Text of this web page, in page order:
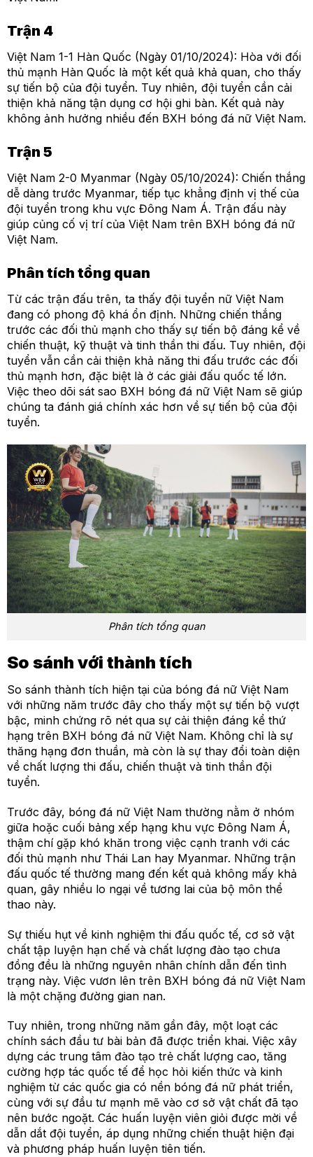
Trận 4
Việt Nam 1-1 Hàn Quốc (Ngày 01/10/2024): Hòa với đối
thủ mạnh Hàn Quốc là một kết quả khả quan, cho thấy
sự tiến bộ của đội tuyển. Tuy nhiên, đội tuyển cần cải
thiện khả năng tận dụng cơ hội ghi bàn. Kết quả này
không ảnh hưởng nhiều đến BXH bóng đá nữ Việt Nam.
Trận 5
Việt Nam 2-0 Myanmar (Ngày 05/10/2024): Chiến thắng
dễ dàng trước Myanmar, tiếp tục khẳng định vị thế của
đội tuyển trong khu vực Đông Nam Á. Trận đấu này
giúp củng cố vị trí của Việt Nam trên BXH bóng đá nữ
Việt Nam.
Phân tích tổng quan
Từ các trận đấu trên, ta thấy đội tuyển nữ Việt Nam
đang có phong độ khá ổn định. Những chiến thắng
trước các đối thủ mạnh cho thấy sự tiến bộ đáng kể về
chiến thuật, kỹ thuật và tinh thần thi đấu. Tuy nhiên, đội
tuyển vẫn cần cải thiện khả năng thi đấu trước các đối
thủ mạnh hơn, đặc biệt là ở các giải đấu quốc tế lớn.
Việc theo dõi sát sao BXH bóng đá nữ Việt Nam sẽ giúp
chúng ta đánh giá chính xác hơn về sự tiến bộ của đội
tuyển.
Phân tích tổng quan
So sánh với thành tích
So sánh thành tích hiện tại của bóng đá nữ Việt Nam
với những năm trước đây cho thấy một sự tiến bộ vượt
bậc, minh chứng rõ nét qua sự cải thiện đáng kể thứ
hạng trên BXH bóng đá nữ Việt Nam. Không chỉ là sự
thăng hạng đơn thuần, mà còn là sự thay đổi toàn diện
về chất lượng thi đấu, chiến thuật và tinh thần đội
tuyển.
Trước đây, bóng đá nữ Việt Nam thường nằm ở nhóm
giữa hoặc cuối bảng xếp hạng khu vực Đông Nam Á,
thậm chí gặp khó khăn trong việc cạnh tranh với các
đối thủ mạnh như Thái Lan hay Myanmar. Những trận
đấu quốc tế thường mang đến kết quả không mấy khả
quan, gây nhiều lo ngại về tương lai của bộ môn thể
thao này.
Sự thiếu hụt về kinh nghiệm thi đấu quốc tế, cơ sở vật
chất tập luyện hạn chế và chất lượng đào tạo chưa
đồng đều là những nguyên nhân chính dẫn đến tình
trạng này. Việc vươn lên trên BXH bóng đá nữ Việt Nam
là một chặng đường gian nan.
Tuy nhiên, trong những năm gần đây, một loạt các
chính sách đầu tư bài bản đã được triển khai. Việc xây
dựng các trung tâm đào tạo trẻ chất lượng cao, tăng
cường hợp tác quốc tế để học hỏi kiến thức và kinh
nghiệm từ các quốc gia có nền bóng đá nữ phát triển,
cùng với sự đầu tư mạnh mẽ vào cơ sở vật chất đã tạo
nên bước ngoặt. Các huấn luyện viên giỏi được mời về
dẫn dắt đội tuyển, áp dụng những chiến thuật hiện đại
và phương pháp huấn luyện tiên tiến.